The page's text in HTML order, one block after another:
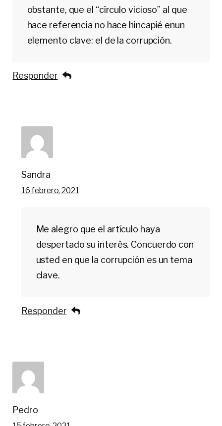
obstante, que el “círculo vicioso” al que
hace referencia no hace hincapié enun
elemento clave: el de la corrupción.
Responder
Sandra
16 febrero, 2021
Me alegro que el artículo haya
despertado su interés. Concuerdo con
usted en que la corrupción es un tema
clave.
Responder
Pedro